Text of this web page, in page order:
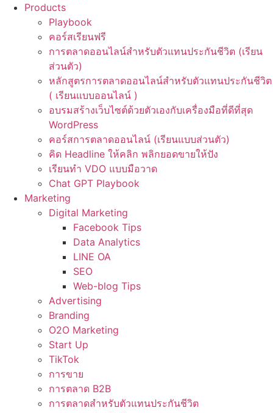
Products
Playbook
คอร์สเรียนฟรี
การตลาดออนไลน์สำหรับตัวแทนประกันชีวิต (เรียน
ส่วนตัว)
หลักสูตรการตลาดออนไลน์สำหรับตัวแทนประกันชีวิต
( เรียนแบบออนไลน์ )
อบรมสร้างเว็บไซต์ด้วยตัวเองกับเครื่องมือที่ดีที่สุด
WordPress
คอร์สการตลาดออนไลน์ (เรียนแบบส่วนตัว)
คิด Headline ให้คลิก พลิกยอดขายให้ปัง
เรียนทำ VDO แบบมือวาด
Chat GPT Playbook
Marketing
Digital Marketing
Facebook Tips
Data Analytics
LINE OA
SEO
Web-blog Tips
Advertising
Branding
O2O Marketing
Start Up
TikTok
การขาย
การตลาด B2B
การตลาดสำหรับตัวแทนประกันชีวิต